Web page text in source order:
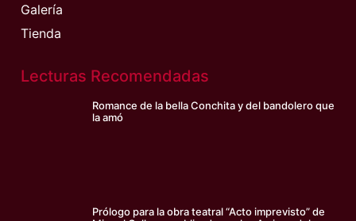
Galería
Tienda
Lecturas Recomendadas
Romance de la bella Conchita y del bandolero que
la amó
Prólogo para la obra teatral “Acto imprevisto” de